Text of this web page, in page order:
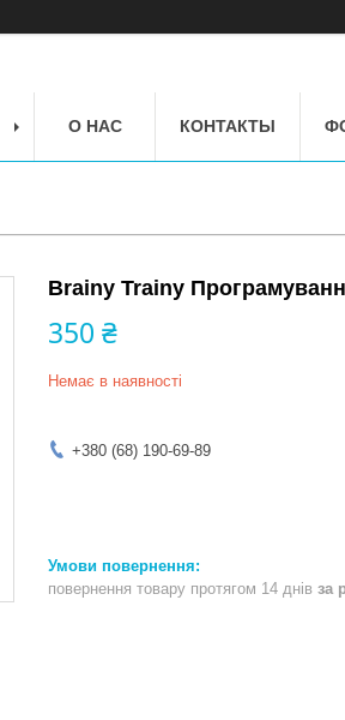
О НАС КОНТАКТЫ
Brainy Trainy
350 ₴
Немає в наявності
+380 (68) 190-69-89
повернення товару протягом 14 днів за